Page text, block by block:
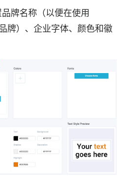
牌名称（以便在使用
牌）、企业字体、颜色和徽